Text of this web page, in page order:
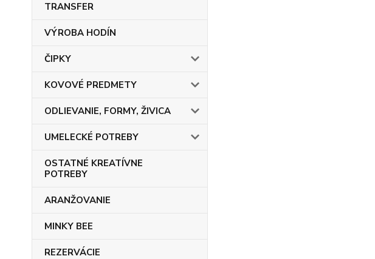
TRANSFER
VÝROBA HODÍN
ČIPKY
KOVOVÉ PREDMETY
ODLIEVANIE, FORMY, ŽIVICA
UMELECKÉ POTREBY
OSTATNÉ KREATÍVNE
POTREBY
ARANŽOVANIE
MINKY BEE
REZERVÁCIE